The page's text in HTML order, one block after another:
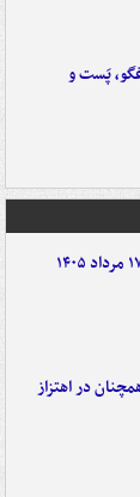
پَست‌ و
در اهتزاز